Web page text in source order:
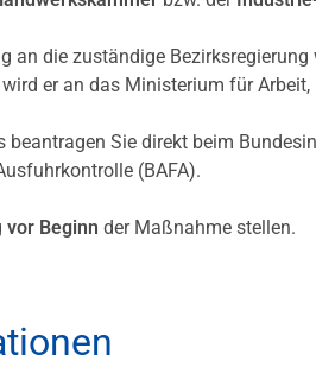
an die zuständige
er an das Ministerium für
beantragen Sie direkt beim
(BAFA).
vor Beginn der Maßnahme stellen.